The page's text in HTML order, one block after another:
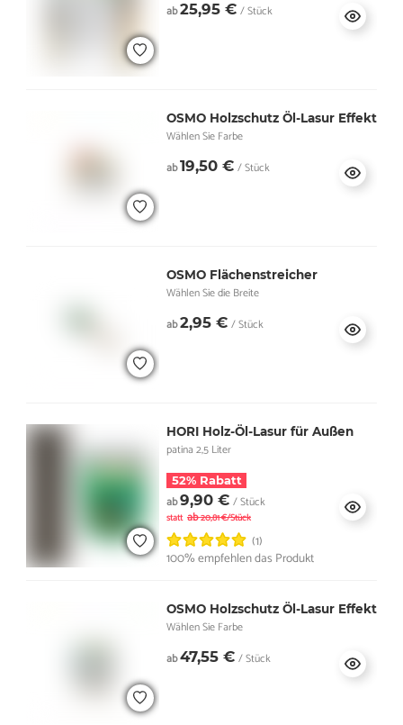
ab25,95 € / Stück
OSMO Holzschutz Öl-Lasur Effekt
Wählen Sie Farbe
ab19,50 € / Stück
OSMO Flächenstreicher
Wählen Sie die Breite
ab2,95 € / Stück
HORI Holz-Öl-Lasur für Außen
patina 2,5 Liter
52% Rabatt
ab9,90 € / Stück
statt ab20,81 €/Stück
(1)
100% empfehlen das Produkt
OSMO Holzschutz Öl-Lasur Effekt
Wählen Sie Farbe
ab47,55 € / Stück